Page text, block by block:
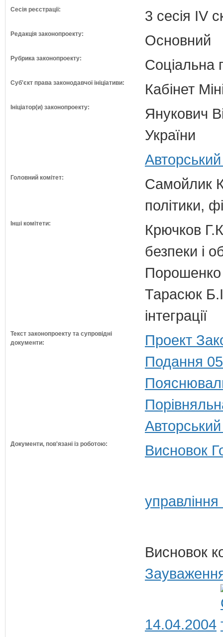
Сесія реєстрації: 3 сесія IV
Редакція законопроекту: Основний
Рубрика законопроекту: Соціальна
Суб'єкт права законодавчої ініціативи: Кабінет
Ініціатор(и) законопроекту:
Янукович
України
Головний комітет:
Самойлик
політики,
Інші комітети:
Крючков
безпеки і
Порошенко
Тарасюк
інтеграції
Текст законопроекту та супровідні
документи:
Проект
Подання
Документи, пов'язані із роботою: Висновок
Висновок
14.04.2004